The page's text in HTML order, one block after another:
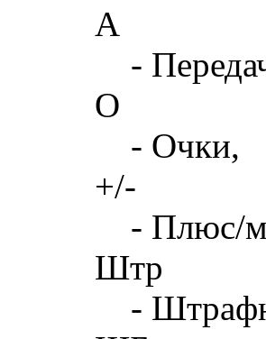
А
-
О
- Очки,
+/-
- Плюс/
Штр
-